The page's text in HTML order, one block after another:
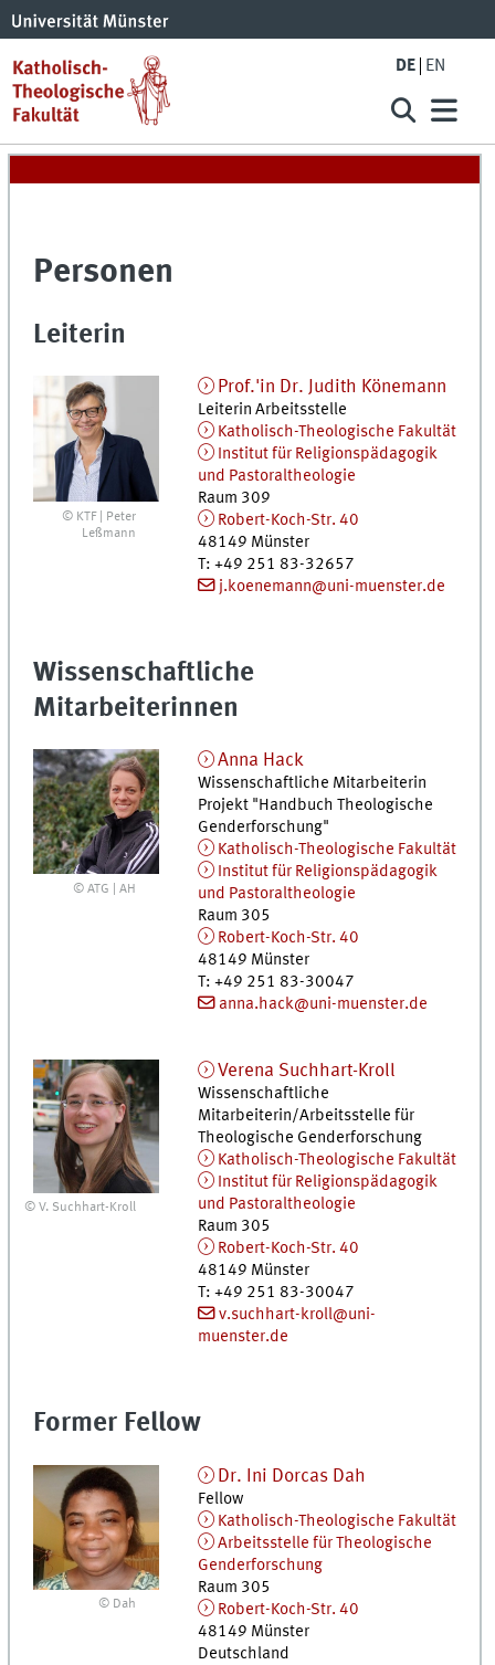
DE EN
Personen
Leiterin
© KTF | Peter
Leßmann
Prof.'in Dr. Judith Könemann
Leiterin Arbeitsstelle
Katholisch-Theologische Fakultät
Institut für Religionspädagogik
und Pastoraltheologie
Raum 309
Robert-Koch-Str. 40
48149 Münster
T: +49 251 83-32657
j.koenemann@uni-muenster.de
Wissenschaftliche
Mitarbeiterinnen
© ATG | AH
Anna Hack
Wissenschaftliche Mitarbeiterin
Projekt "Handbuch Theologische
Genderforschung"
Katholisch-Theologische Fakultät
Institut für Religionspädagogik
und Pastoraltheologie
Raum 305
Robert-Koch-Str. 40
48149 Münster
T: +49 251 83-30047
anna.hack@uni-muenster.de
© V. Suchhart-Kroll
Verena Suchhart-Kroll
Wissenschaftliche
Mitarbeiterin/Arbeitsstelle für
Theologische Genderforschung
Katholisch-Theologische Fakultät
Institut für Religionspädagogik
und Pastoraltheologie
Raum 305
Robert-Koch-Str. 40
48149 Münster
T: +49 251 83-30047
v.suchhart-kroll@uni-
muenster.de
Former Fellow
© Dah
Dr. Ini Dorcas Dah
Fellow
Katholisch-Theologische Fakultät
Arbeitsstelle für Theologische
Genderforschung
Raum 305
Robert-Koch-Str. 40
48149 Münster
Deutschland